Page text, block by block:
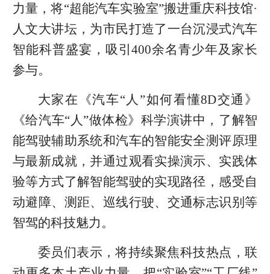
力量，将“超能汽车实验室”搬进重庆科技馆·
人文大讲坛，为市民打造了一台沉浸式汽车
智能科普盛宴，吸引400余名青少年及家长
参与。
大家在《汽车“人”如何看懂8D交通》
《给汽车“人”做体检》科学演讲中，了解智
能驾驶辅助系统和汽车的智能安全测评原理
与最新成就，并通过观看实操演示、实践体
验等方式了解智能驾驶的实现路径，感受自
动避障、测距、巡线行驶、交通标志识别等
智驾的科技魅力。
委员们表示，将持续聚焦科技热点，联